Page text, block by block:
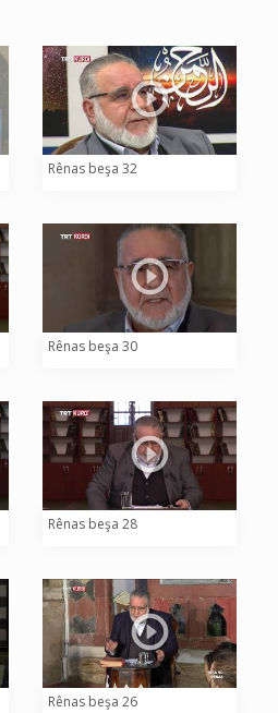
Rênas beşa 32
Rênas beşa 30
Rênas beşa 28
Rênas beşa 26